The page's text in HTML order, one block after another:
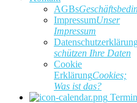
AGBs
ImpressumUnser
Impressum
schützen Ihre Daten
Cookie
ErklärungCookies;
Was ist das?
Termin